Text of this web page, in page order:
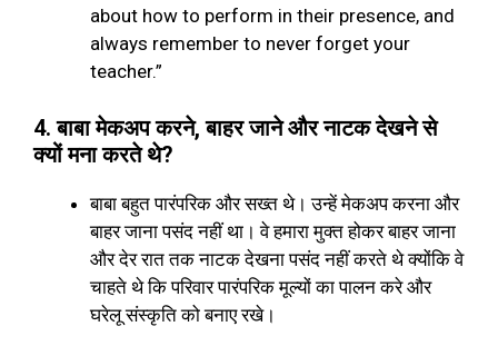
about how to perform in their presence, and
always remember to never forget your
teacher.”
4.बाबा मेकअप करने,बाहर जाने और नाटक देखने से
क्यों मना करते थे?
बाबा बहुत पारंपरिक और सख्त थे। उन्हें मेकअप करना और
बाहर जाना पसंद नहीं था। वे हमारा मुक्त होकर बाहर जाना
और देर रात तक नाटक देखना पसंद नहीं करते थे क्योंकि वे
चाहते थे कि परिवार पारंपरिक मूल्यों का पालन करे और
घरेलू संस्कृति को बनाए रखे।